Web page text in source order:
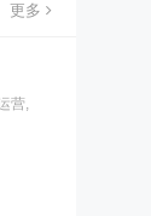
更多
营,